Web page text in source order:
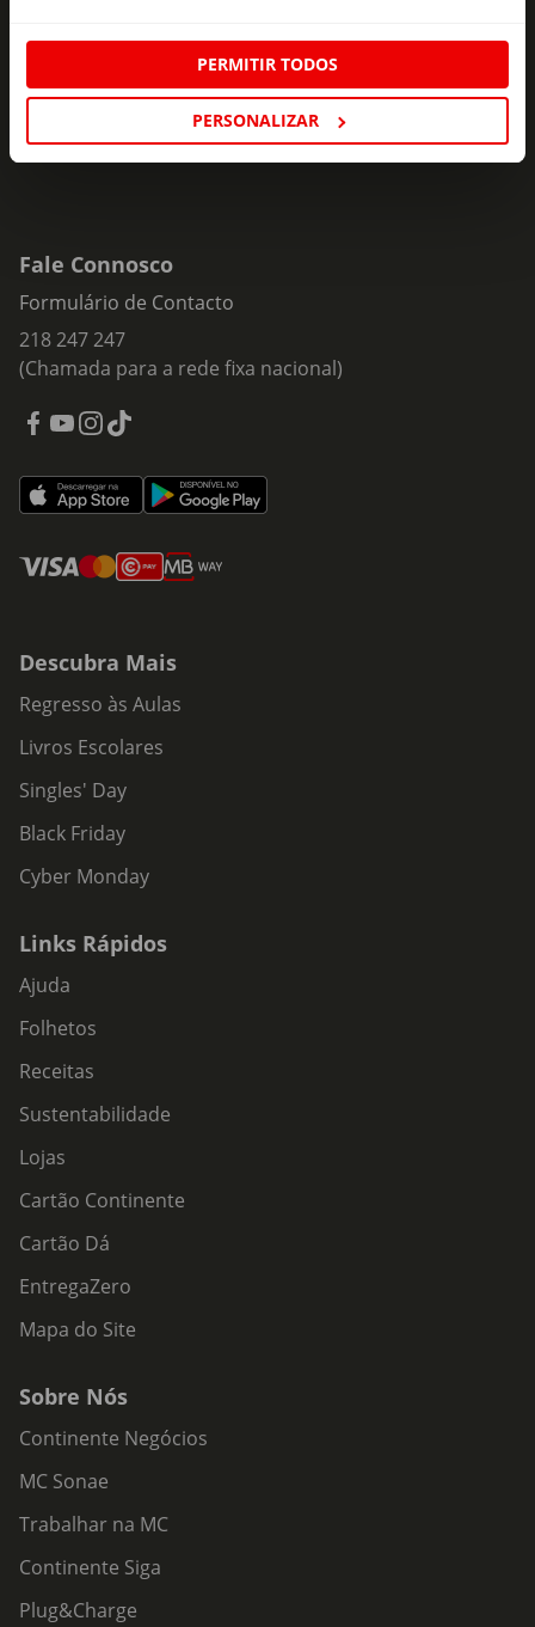
PERMITIR TODOS
PERSONALIZAR
Fale Connosco
Formulário de Contacto
218 247 247
(Chamada para a rede fixa nacional)
Descubra Mais
Regresso às Aulas
Livros Escolares
Singles' Day
Black Friday
Cyber Monday
Links Rápidos
Ajuda
Folhetos
Receitas
Sustentabilidade
Lojas
Cartão Continente
Cartão Dá
EntregaZero
Mapa do Site
Sobre Nós
Continente Negócios
MC Sonae
Trabalhar na MC
Continente Siga
Plug&Charge